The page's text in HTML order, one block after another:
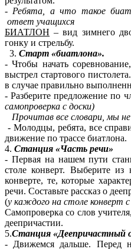
- Ребята, а что такое
ответ учащихся
БИАТЛОН – вид зимнего
гонку и стрельбу.
Старт «биатлона».
- Чтобы начать
выстрел стартового
в случае правильно
- Разберите предложение по
самопроверка с доски)
Прочитав все словари, мы не
- Молодцы, ребята, все
движение по трассе биатлона.
4. Станция «Часть речи»
- Первая на нашем пути
столе конверт. Выберите из
конверте, те, которые
речи. Составьте рассказ о
(у каждого на столе конверт
Самопроверка со слов
деепричастии.
5.Станция «Деепричастный
- Движемся дальше. Перед